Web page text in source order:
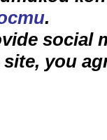
.
social
you